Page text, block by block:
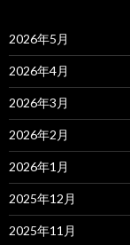
2026年5月
2026年4月
2026年3月
2026年2月
2026年1月
2025年12月
2025年11月